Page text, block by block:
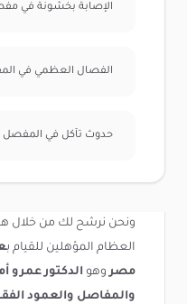
الإصابة بخشونة في
الفصال العظمي في
حدوث تآكل في المفصل
ونحن نرشح لك من خلال
العظام المؤهلين للقيام ب
مصر وهو الدكتور عمرو
والمفاصل والعمود